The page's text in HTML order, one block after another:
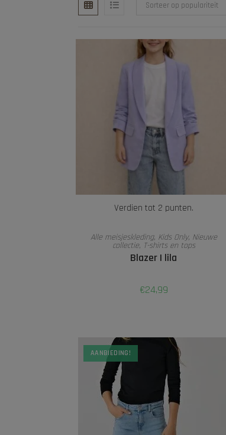
Sorteer op populariteit
Verdien tot 2 punten.
OPTIES SELECTEREN
Alle meisjeskleding, Kids Only, Nieuwe
collectie, T-shirts en tops
Blazer | lila
€24,99
AANBIEDING!